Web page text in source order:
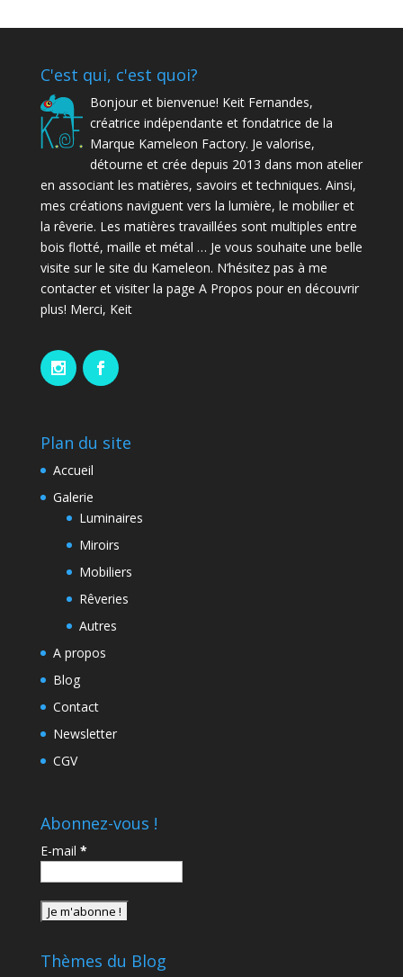
C'est qui, c'est quoi?
Bonjour et bienvenue! Keit Fernandes,
créatrice indépendante et fondatrice de la
Marque Kameleon Factory. Je valorise,
détourne et crée depuis 2013 dans mon atelier
en associant les matières, savoirs et techniques. Ainsi,
mes créations naviguent vers la lumière, le mobilier et
la rêverie. Les matières travaillées sont multiples entre
bois flotté, maille et métal … Je vous souhaite une belle
visite sur le site du Kameleon. N’hésitez pas à me
contacter et visiter la page A Propos pour en découvrir
plus! Merci, Keit
Plan du site
Accueil
Galerie
Luminaires
Miroirs
Mobiliers
Rêveries
Autres
A propos
Blog
Contact
Newsletter
CGV
Abonnez-vous !
E-mail *
Thèmes du Blog